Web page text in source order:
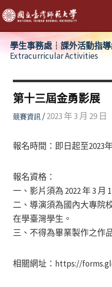
跳
至
主
學生事務處┆課外活動指
Extracurricular Activities
第十三屆金勇影展
競賽資訊/2023 年 3 月 29 日
報名時間：即日起至2023
報名資格：
一、影⽚須為 2022 年 3 ⽉
二、導演須為國內⼤專院
在學臺灣學⽣。
三、不得為畢業製作之作
相關網址：https://